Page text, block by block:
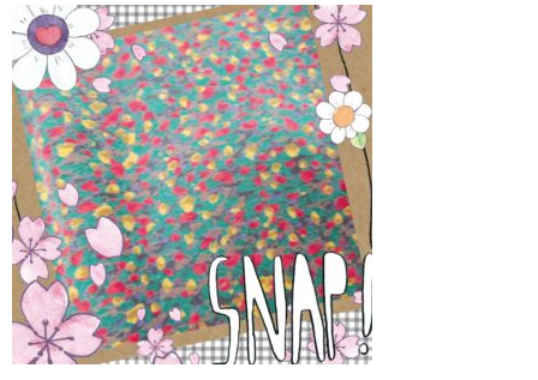
SERVICES
SHOP
CONTACT
RECRUIT
BLOG